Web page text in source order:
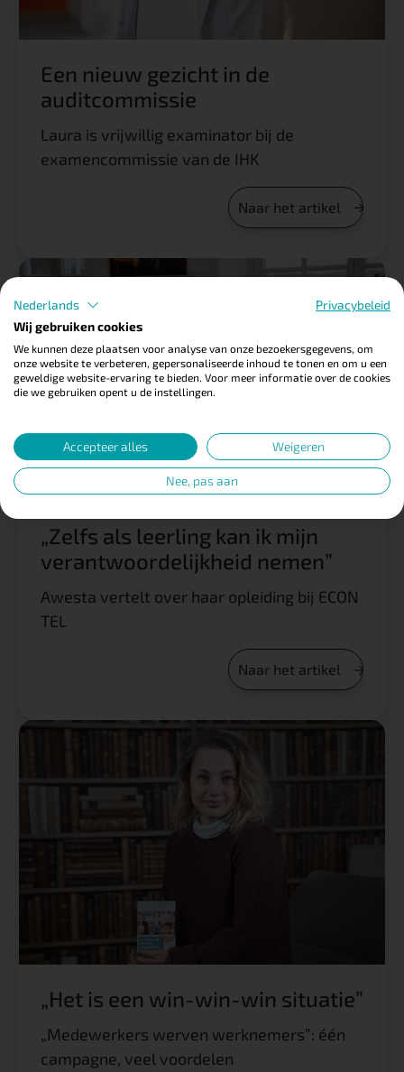
Een nieuw gezicht in de
auditcommissie
Laura is vrijwillig examinator bij de
examencommissie van de IHK
Naar het artikel
„Zelfs als leerling kan ik mijn
verantwoordelijkheid nemen”
Awesta vertelt over haar opleiding bij ECON
TEL
Naar het artikel
„Het is een win-win-win situatie”
„Medewerkers werven werknemers”: één
campagne, veel voordelen
Nederlands
Privacybeleid
Wij gebruiken cookies
We kunnen deze plaatsen voor analyse van onze bezoekersgegevens, om
onze website te verbeteren, gepersonaliseerde inhoud te tonen en om u een
geweldige website-ervaring te bieden. Voor meer informatie over de cookies
die we gebruiken opent u de instellingen.
Accepteer alles Weigeren
Nee, pas aan